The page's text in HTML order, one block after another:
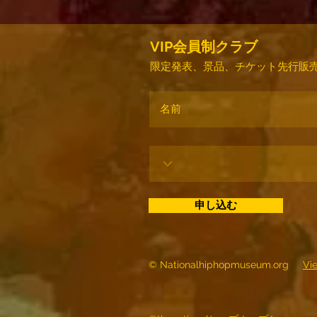
VIP会員制クラブ
限定発表、景品、チケット先行販
申し込む
© Nationalhiphopmuseum.org